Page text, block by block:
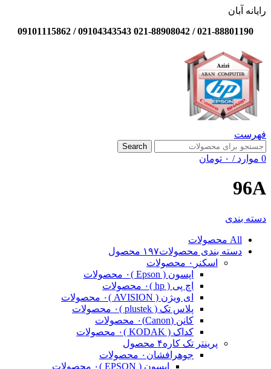
رایانه آبان
021-88801190 / 021-88908042 09104343543 / 09101115862
فهرست
Search
0 موارد / ۰ تومان
96A
دسته بندی
All محصولات
دسته بندی محصولات۱۹۷ محصول
اسکنر ۰ محصولات
اپسون ( Epson )
۰ محصولات
اچ پی ( hp )
۰ محصولات
ای ویژن ( AVISION )
۰ محصولات
پلاس تک ( plustek )
۰ محصولات
کانن (Canon)
۰ محصولات
کداک ( KODAK )
۰ محصولات
پرینتر تک کاره۴ محصول
جوهرافشان ۰ محصولات
اپسون ( EPSON )
۰ محصولات